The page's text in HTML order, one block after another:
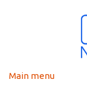
Main menu